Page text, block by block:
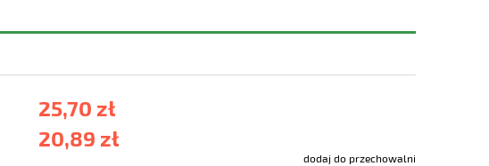
25,70 zł
20,89 zł
dodaj do przechowalni